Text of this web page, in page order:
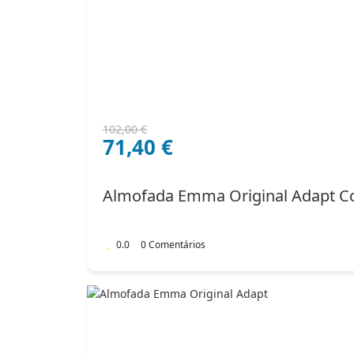
102,00€
O
preço
102,00 €.
71,40 €
O
preço
71,40 €.
Almofada Emma Original Adapt
0.0 0 Comentários